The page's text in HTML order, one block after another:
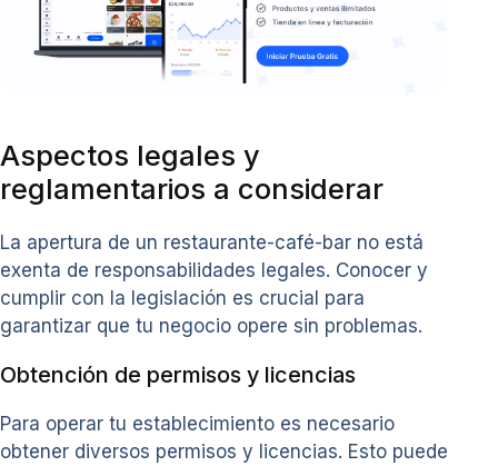
Aspectos legales y
reglamentarios a considerar
La apertura de un restaurante-café-bar no está
exenta de responsabilidades legales. Conocer y
cumplir con la legislación es crucial para
garantizar que tu negocio opere sin problemas.
Obtención de permisos y licencias
Para operar tu establecimiento es necesario
obtener diversos permisos y licencias. Esto puede